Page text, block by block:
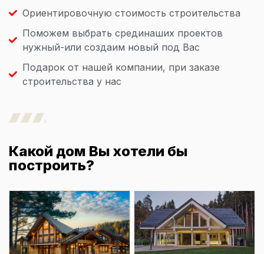
Ориентировочную стоимость строительства
Поможем выбрать срединаших проектов
нужный-или создаим новый под Вас
Подарок от нашей компании, при заказе
строительства у нас
Какой дом Вы хотели бы
построить?